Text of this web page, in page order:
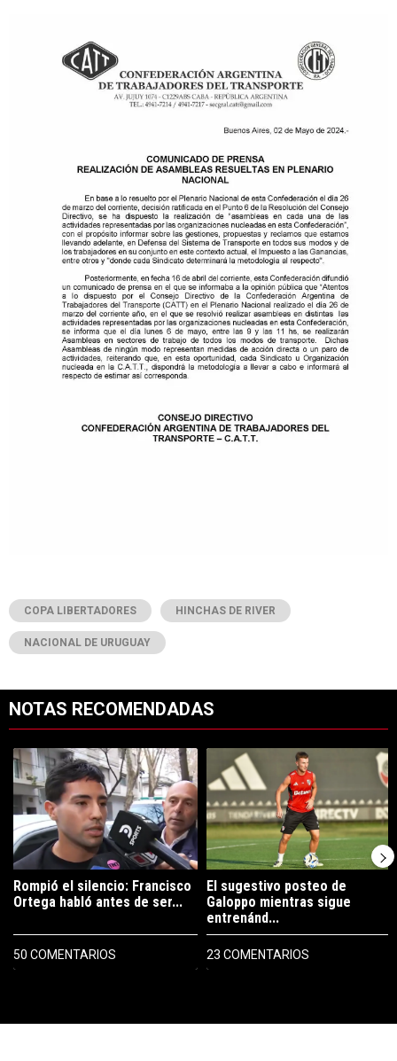
COPA LIBERTADORES HINCHAS DE RIVER
NACIONAL DE URUGUAY
NOTAS RECOMENDADAS
Un artículo de tendencia con el título "Rompió el silencio: Francisco
Rompió el silencio: Francisco
Ortega habló antes de ser...
50 COMENTARIOS
Un artículo de tendencia con el
El sugestivo posteo de
Galoppo mientras sigue
entrenánd...
23 COMENTARIOS